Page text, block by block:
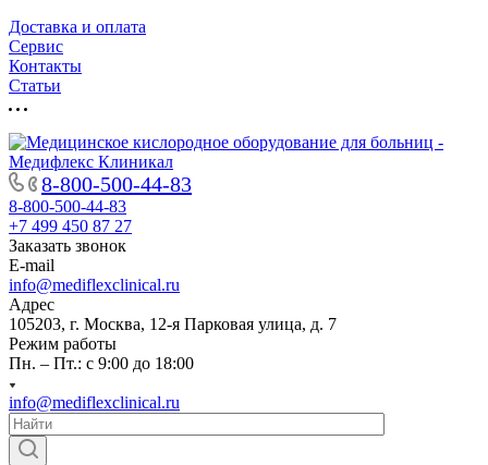
Доставка и оплата
Cервис
Контакты
Статьи
8-800-500-44-83
8-800-500-44-83
+7 499 450 87 27
Заказать звонок
E-mail
info@mediflexclinical.ru
Адрес
105203, г. Москва, 12-я Парковая улица, д. 7
Режим работы
Пн. – Пт.: с 9:00 до 18:00
info@mediflexclinical.ru